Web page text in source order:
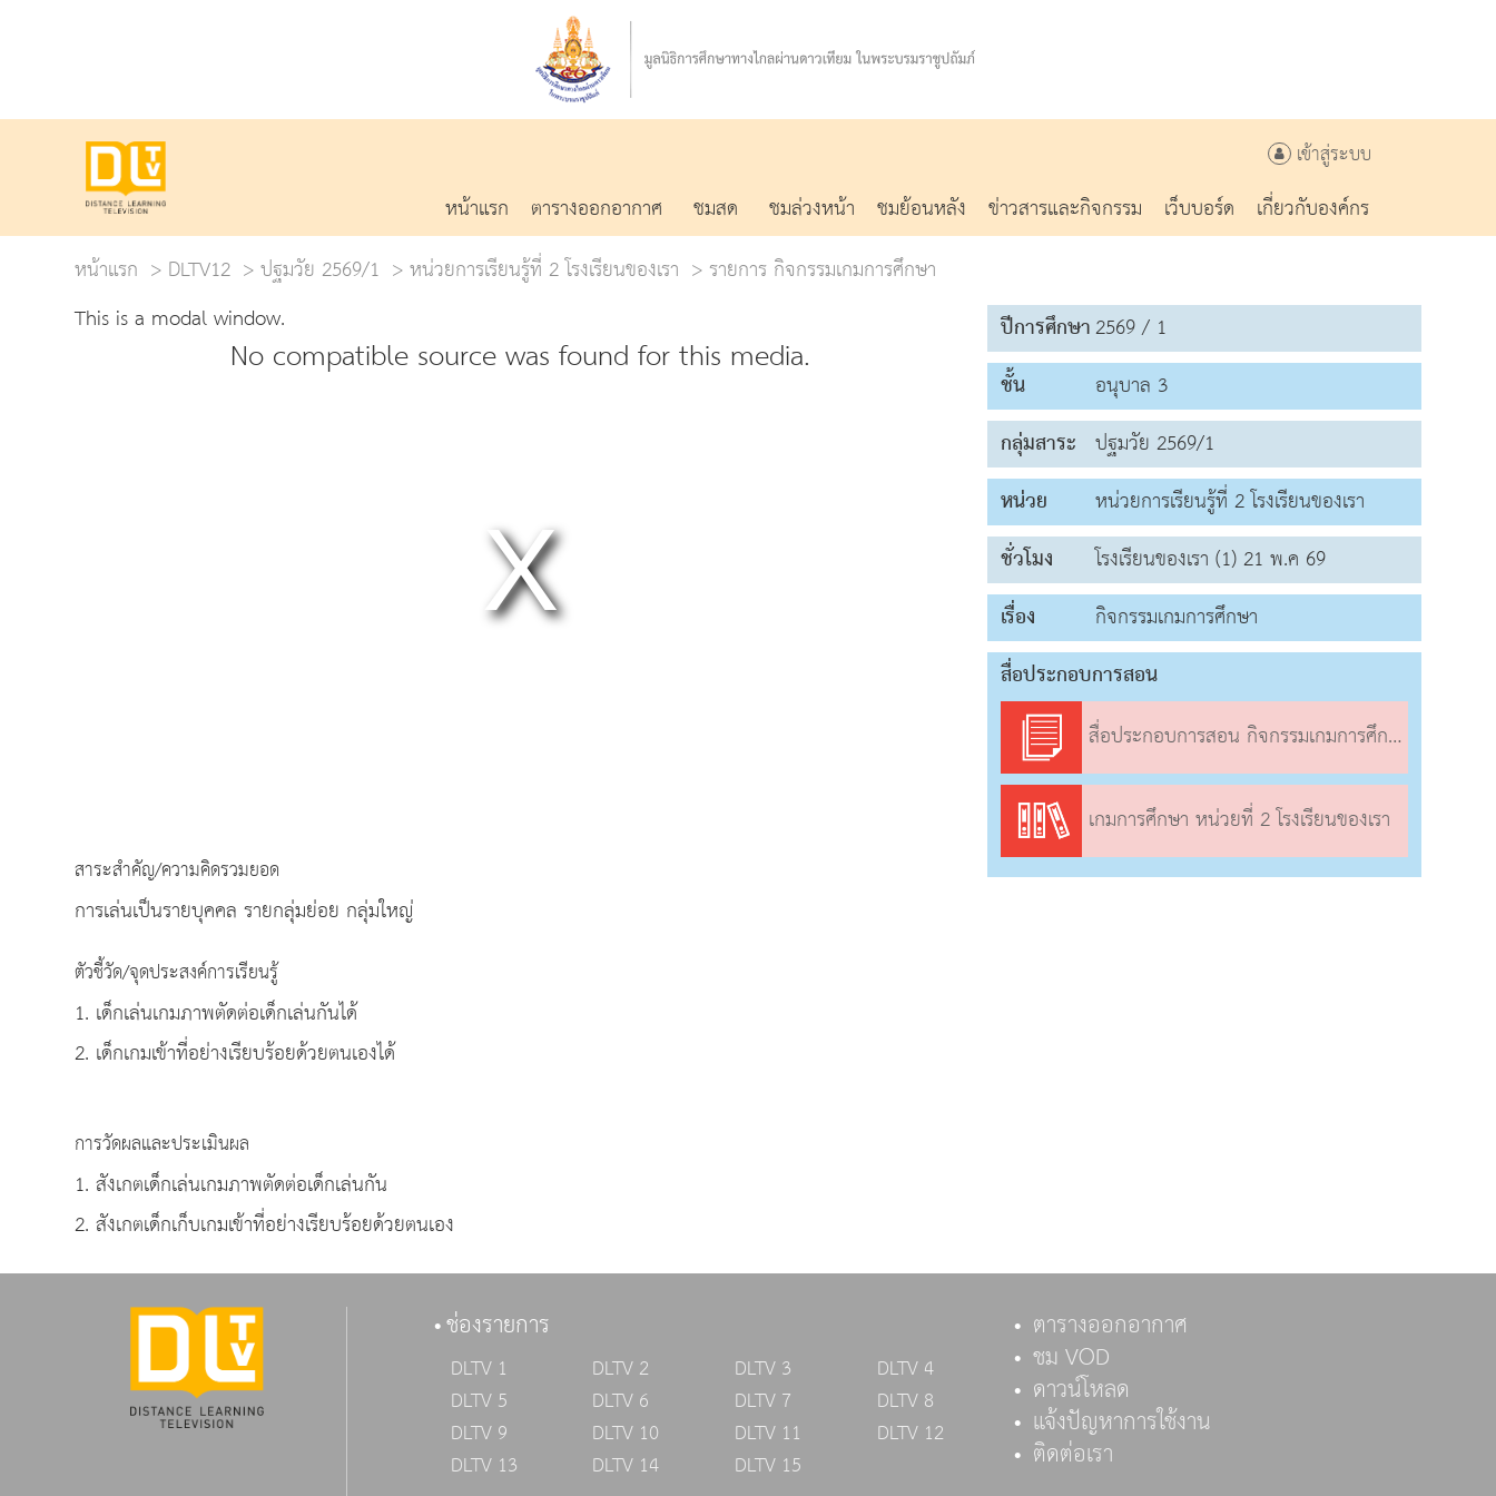
เข้าสู่ระบบ
หน้าแรก ตารางออกอากาศ ชมสด ชมล่วงหน้า ชมย้อนหลัง ข่าวสารและกิจกรรม เว็บบอร์ด
เกี่ยวกับองค์กร
หน้าแรก
DLTV12 ปฐมวัย 2569/1 หน่วยการเรียนรู้ที่ 2 โรงเรียนของเรา
รายการ กิจกรรมเกมการศึกษา
This is a modal window.
No compatible source was found for this media.
สาระสำคัญ/ความคิดรวมยอด
การเล่นเป็นรายบุคคล รายกลุ่มย่อย กลุ่มใหญ่
ตัวชี้วัด/จุดประสงค์การเรียนรู้
1. เด็กเล่นเกมภาพตัดต่อเด็กเล่นกันได้
2. เด็กเกมเข้าที่อย่างเรียบร้อยด้วยตนเองได้
การวัดผลและประเมินผล
1. สังเกตเด็กเล่นเกมภาพตัดต่อเด็กเล่นกัน
2. สังเกตเด็กเก็บเกมเข้าที่อย่างเรียบร้อยด้วยตนเอง
ปีการศึกษา2569 / 1
ชั้น
อนุบาล 3
กลุ่มสาระ ปฐมวัย 2569/1
หน่วย
หน่วยการเรียนรู้ที่ 2 โรงเรียนของเรา
ชั่วโมง
โรงเรียนของเรา (1) 21 พ.ค 69
เรื่อง
กิจกรรมเกมการศึกษา
สื่อประกอบการสอน
สื่อประกอบการสอน กิจกรรมเกมการศึกษา
เกมการศึกษา หน่วยที่ 2 โรงเรียนของเรา
ช่องรายการ
DLTV 1 DLTV 2 DLTV 3
DLTV 4
DLTV 5
DLTV 6 DLTV 7
DLTV 8
DLTV 9
DLTV 10 DLTV 11
DLTV 12
DLTV 13
DLTV 14 DLTV 15
ตารางออกอากาศ
ชม VOD
ดาวน์โหลด
แจ้งปัญหาการใช้งาน
ติดต่อเรา